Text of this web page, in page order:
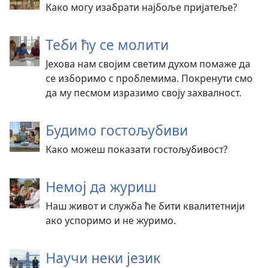
Како могу изабрати најбоље пријатеље?
Теби ћу се молити
Јехова нам својим светим духом помаже да
се изборимо с проблемима. Покренути смо
да му песмом изразимо своју захвалност.
Будимо гостољубиви
Како можеш показати гостољубивост?
Немој да журиш
Наш живот и служба ће бити квалитетнији
ако успоримо и не журимо.
Научи неки језик